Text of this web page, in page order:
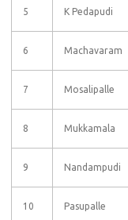
5 K Pedapudi
6 Machavaram
7 Mosalipalle
8 Mukkamala
9 Nandampudi
10 Pasupalle